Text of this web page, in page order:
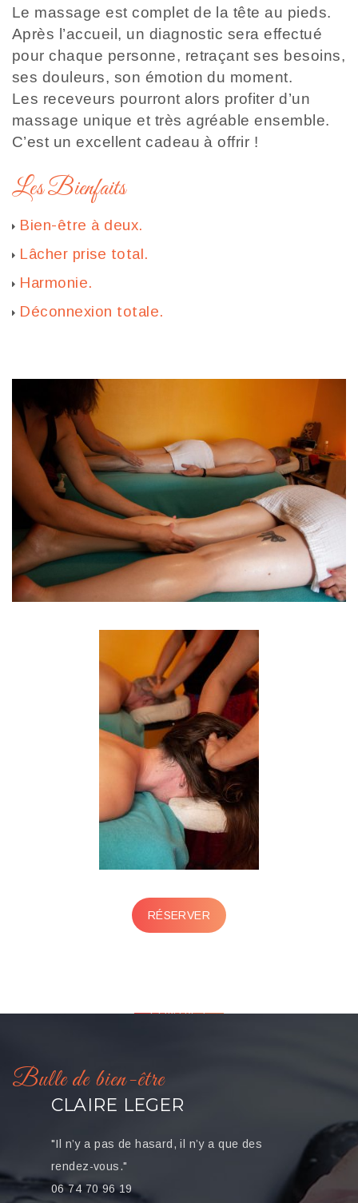
Le massage est complet de la tête au pieds.
Après l’accueil, un diagnostic sera effectué
pour chaque personne, retraçant ses besoins,
ses douleurs, son émotion du moment.
Les receveurs pourront alors profiter d’un
massage unique et très agréable ensemble.
C’est un excellent cadeau à offrir !
Les Bienfaits
Bien-être à deux.
Lâcher prise total.
Harmonie.
Déconnexion totale.
RÉSERVER
CONTACT
Bulle de bien-être
CLAIRE LEGER
"Il n’y a pas de hasard, il n’y a que des
rendez-vous."
06 74 70 96 19